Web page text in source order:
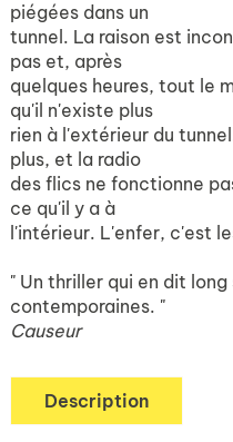
piégées dans un
tunnel. La raison est
pas et, après
quelques heures, tout le
qu'il n'existe plus
rien à l'extérieur du
plus, et la radio
des flics ne fonctionne
ce qu'il y a à
l'intérieur. L'enfer, c'est
" Un thriller qui en dit long
contemporaines. "
Causeur
Description